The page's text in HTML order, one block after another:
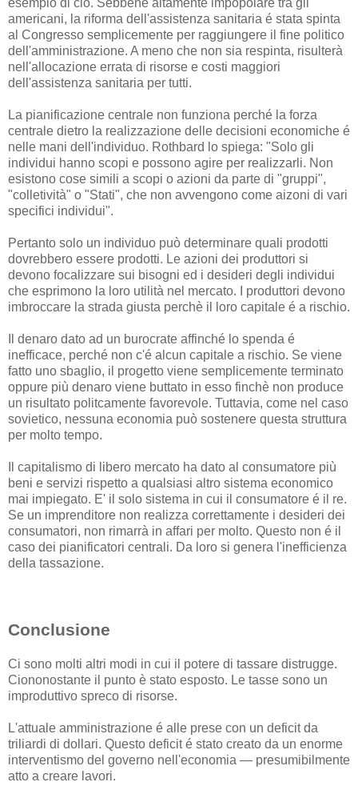
esempio di ciò. Sebbene altamente impopolare tra gli
americani, la riforma dell'assistenza sanitaria é stata spinta
al Congresso semplicemente per raggiungere il fine politico
dell'amministrazione. A meno che non sia respinta, risulterà
nell'allocazione errata di risorse e costi maggiori
dell'assistenza sanitaria per tutti.
La pianificazione centrale non funziona perché la forza
centrale dietro la realizzazione delle decisioni economiche é
nelle mani dell'individuo. Rothbard lo spiega: "Solo gli
individui hanno scopi e possono agire per realizzarli. Non
esistono cose simili a scopi o azioni da parte di "gruppi",
"colletività" o "Stati", che non avvengono come aizoni di vari
specifici individui".
Pertanto solo un individuo può determinare quali prodotti
dovrebbero essere prodotti. Le azioni dei produttori si
devono focalizzare sui bisogni ed i desideri degli individui
che esprimono la loro utilità nel mercato. I produttori devono
imbroccare la strada giusta perchè il loro capitale é a rischio.
Il denaro dato ad un burocrate affinché lo spenda é
inefficace, perché non c'é alcun capitale a rischio. Se viene
fatto uno sbaglio, il progetto viene semplicemente terminato
oppure più denaro viene buttato in esso finchè non produce
un risultato politcamente favorevole. Tuttavia, come nel caso
sovietico, nessuna economia può sostenere questa struttura
per molto tempo.
Il capitalismo di libero mercato ha dato al consumatore più
beni e servizi rispetto a qualsiasi altro sistema economico
mai impiegato. E' il solo sistema in cui il consumatore é il re.
Se un imprenditore non realizza correttamente i desideri dei
consumatori, non rimarrà in affari per molto. Questo non é il
caso dei pianificatori centrali. Da loro si genera l'inefficienza
della tassazione.
Conclusione
Ci sono molti altri modi in cui il potere di tassare distrugge.
Ciononostante il punto è stato esposto. Le tasse sono un
improduttivo spreco di risorse.
L'attuale amministrazione é alle prese con un deficit da
triliardi di dollari. Questo deficit é stato creato da un enorme
interventismo del governo nell'economia — presumibilmente
atto a creare lavori.